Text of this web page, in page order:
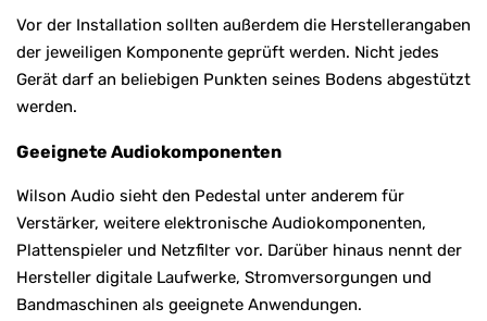
Vor der Installation sollten außerdem die Herstellerangaben
der jeweiligen Komponente geprüft werden. Nicht jedes
Gerät darf an beliebigen Punkten seines Bodens abgestützt
werden.
Geeignete Audiokomponenten
Wilson Audio sieht den Pedestal unter anderem für
Verstärker, weitere elektronische Audiokomponenten,
Plattenspieler und Netzfilter vor. Darüber hinaus nennt der
Hersteller digitale Laufwerke, Stromversorgungen und
Bandmaschinen als geeignete Anwendungen.